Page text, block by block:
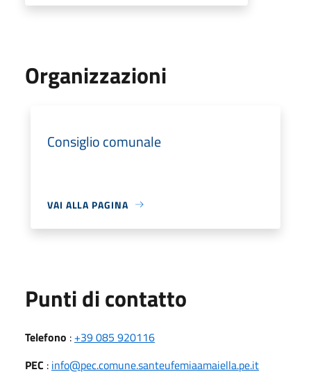
Organizzazioni
Consiglio comunale
VAI ALLA PAGINA
Punti di contatto
Telefono : +39 085 920116
PEC : info@pec.comune.santeufemiaamaiella.pe.it